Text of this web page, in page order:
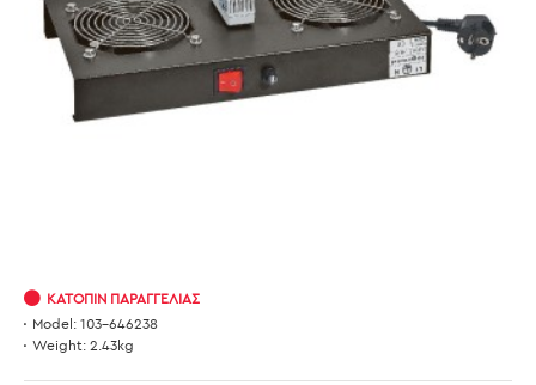
ΚΑΤΌΠΙΝ ΠΑΡΑΓΓΕΛΊΑΣ
Model: 103-646238
Weight: 2.43kg